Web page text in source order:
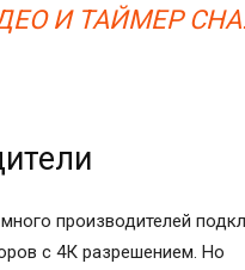
И ТАЙМЕР
производителей
с 4К разрешением. Но